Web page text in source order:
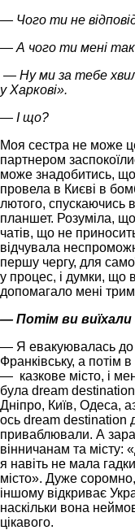
— Чого ти не
— А чого ти мені
— Ну ми за тебе
у Харкові».
— І що?
Моя сестра не може
партнером
може знадобитись,
провела в Києві в
лютого,
планшет. Розуміла,
чатів, що не
відчувала
першу чергу, для
у процес, і думки, що
допомагало мені
— Потім ви виїхали
— Я евакуювалась до
Франківську, а потім
— казкове місто, і
була dream
Дніпро, Київ, Одеса,
ось dream destination
приваблювали. А
вінничанам та
я навіть не мала
місто». Дуже
іншому відкриває
наскільки вона
цікавого.